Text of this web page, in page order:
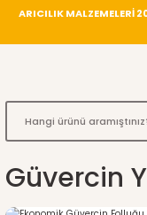
ARICILIK MALZEMELERİ
Güvercin